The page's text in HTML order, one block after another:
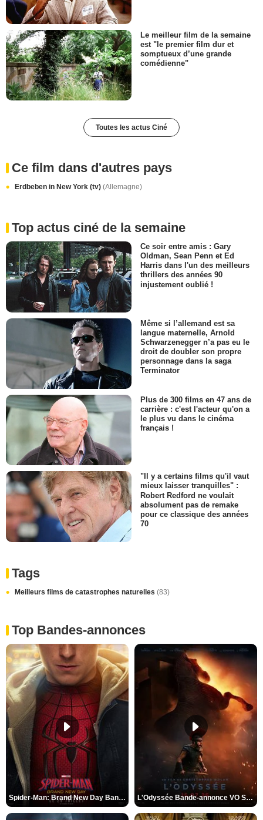
Le meilleur film de la semaine
est "le premier film dur et
somptueux d’une grande
comédienne"
Toutes les actus Ciné
Ce film dans d'autres pays
Erdbeben in New York (tv) (Allemagne)
Top actus ciné de la semaine
Ce soir entre amis : Gary
Oldman, Sean Penn et Ed
Harris dans l'un des meilleurs
thrillers des années 90
injustement oublié !
Même si l’allemand est sa
langue maternelle, Arnold
Schwarzenegger n’a pas eu le
droit de doubler son propre
personnage dans la saga
Terminator
Plus de 300 films en 47 ans de
carrière : c'est l'acteur qu'on a
le plus vu dans le cinéma
français !
"Il y a certains films qu'il vaut
mieux laisser tranquilles" :
Robert Redford ne voulait
absolument pas de remake
pour ce classique des années
70
Tags
Meilleurs films de catastrophes naturelles (83)
Top Bandes-annonces
Spider-Man: Brand New Day Bande-annonce VO STFR L'Odyssée Bande-annonce VO STFR